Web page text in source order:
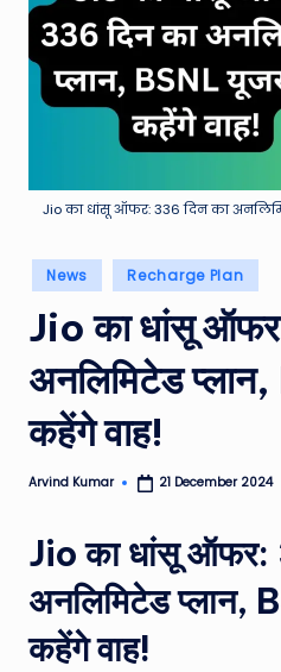
e
a
t
e
c
h
&
M
o
e
N
e
Jio का धांसू ऑफर: 336 दिन का
Posted
in
News Recharge Plan
Jio का धांसू
अनलिमिटेड
कहेंगे वाह!
Posted
Arvind Kumar 21 December 2024
Jio का धांसू ऑफर:
अनलिमिटेड प्लान,
कहेंगे वाह!